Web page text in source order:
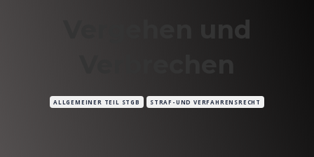
Vergehen und
ALLGEMEINER TEIL STGB STRAF-UND VERFAHRENSRECHT